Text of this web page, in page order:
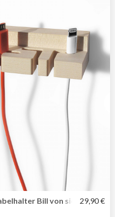
Bill von side by side
29,90 €